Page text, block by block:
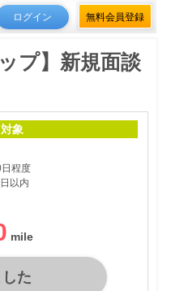
ログイン 無料会員登録
プ】新規面談
象
程度
以内
た